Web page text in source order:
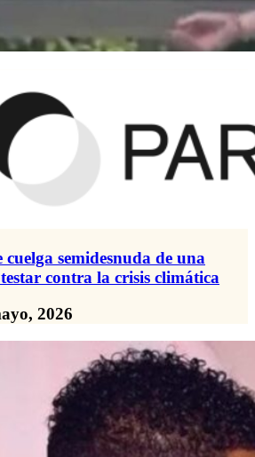
semidesnuda de una
contra la crisis climática
2026